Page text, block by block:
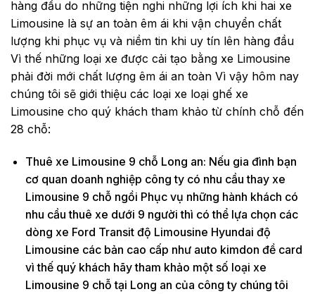
hàng đầu do những tiện nghi những lợi ích khi hai xe
Limousine là sự an toàn êm ái khi vận chuyển chất
lượng khi phục vụ và niềm tin khi uy tín lên hàng đầu
Vì thế những loại xe được cải tạo bằng xe Limousine
phải đời mới chất lượng êm ái an toàn Vì vậy hôm nay
chúng tôi sẽ giới thiệu các loại xe loại ghế xe
Limousine cho quý khách tham khảo từ chính chỗ đến
28 chỗ:
Thuê xe Limousine 9 chỗ Long an: Nếu gia đình bạn
cơ quan doanh nghiệp công ty có nhu cầu thay xe
Limousine 9 chỗ ngồi Phục vụ những hành khách có
nhu cầu thuê xe dưới 9 người thì có thể lựa chọn các
dòng xe Ford Transit độ Limousine Hyundai độ
Limousine các bản cao cấp như auto kimdon đề card
vì thế quý khách hãy tham khảo một số loại xe
Limousine 9 chỗ tại Long an của công ty chúng tôi